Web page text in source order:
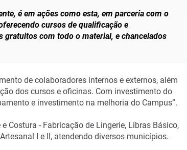
é em ações como esta, em parceria com o
cursos de qualificação e
com todo o material, e chancelados
de colaboradores internos e externos, além
dos cursos e oficinas. Com investimento do
e investimento na melhoria do Campus”.
Costura - Fabricação de Lingerie, Libras Básico,
I e II, atendendo diversos municípios.